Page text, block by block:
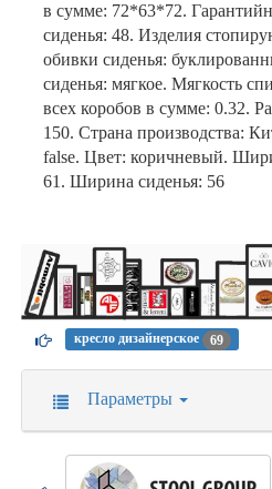
в сумме: 72*63*72.
сиденья: 48. Изделия
обивки сиденья:
сиденья: мягкое. Мягкость
всех коробов в сумме: 0.32.
150. Страна производства:
false. Цвет: коричневый.
61. Ширина сиденья: 56
кресло дизайнерское 69
Параметры